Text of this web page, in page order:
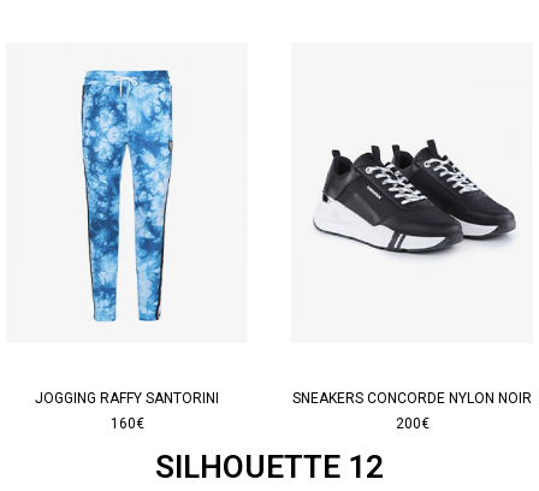
JOGGING RAFFY SANTORINI
160€
SNEAKERS CONCORDE NYLON NOIR
200€
SILHOUETTE 12